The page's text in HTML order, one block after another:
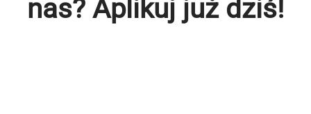
nas? Aplikuj już dziś!